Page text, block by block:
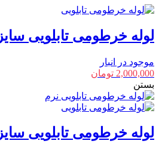
لوله خرطومی تابلویی سایز 36
موجود در انبار
2,000,000 تومان
بستن
لوله خرطومی تابلویی سایز 48